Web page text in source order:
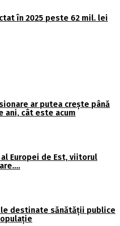
în 2025 peste 62 mil. lei
ar putea crește până
ani, cât este acum
Europei de Est, viitorul
destinate sănătății publice